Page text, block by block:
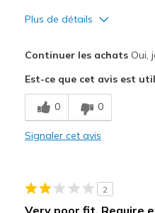
Plus de détails
Les meilleures utilisations
Casual Wear
Travel
Sizing
Continuer les achatsOui,
Est-ce que cet avis est
0 0
Signaler cet avis
2
Very poor fit. Require